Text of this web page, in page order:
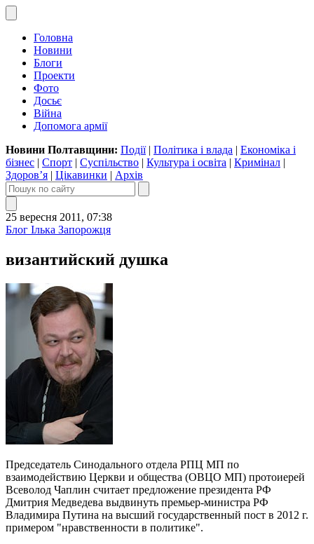
Головна
Новини
Блоги
Проекти
Фото
Досьє
Війна
Допомога армії
Новини Полтавщини: Події| Політика і влада | Економіка і
бізнес | Спорт | Суспільство | Культура і освіта | Кримінал |
Здоров’я | Цікавинки | Архів
25 вересня 2011, 07:38
Блог Ілька Запорожця
византийский душка
Председатель Синодального отдела РПЦ МП по
взаимодействию Церкви и общества (ОВЦО МП) протоиерей
Всеволод Чаплин считает предложение президента РФ
Дмитрия Медведева выдвинуть премьер-министра РФ
Владимира Путина на высший государственный пост в 2012 г.
примером "нравственности в политике".